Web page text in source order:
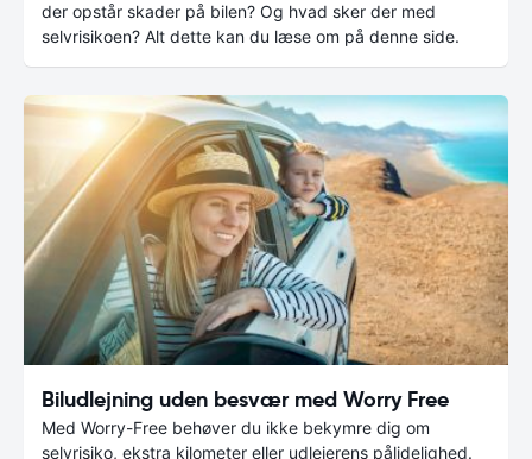
der opstår skader på bilen? Og hvad sker der med
selvrisikoen? Alt dette kan du læse om på denne side.
Biludlejning uden besvær med Worry Free
Med Worry-Free behøver du ikke bekymre dig om
selvrisiko, ekstra kilometer eller udlejerens pålidelighed.